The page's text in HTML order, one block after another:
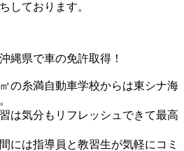
しております。
縄県で車の免許取得！
の糸満自動車学校からは東シナ海
は気分もリフレッシュできて最高
には指導員と教習生が気軽にコミ